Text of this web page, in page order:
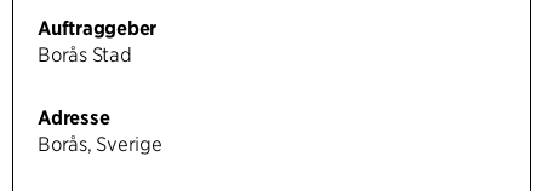
Auftraggeber
Borås Stad
Adresse
Borås, Sverige